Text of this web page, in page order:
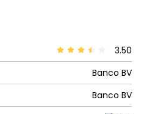
3.50
Banco BV
Banco BV